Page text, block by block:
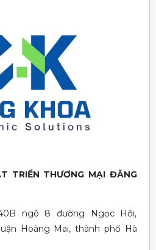
TRIỂN THƯƠNG MẠI ĐĂNG
ngõ 8 đường Ngọc Hồi,
Hoàng Mai, thành phố Hà